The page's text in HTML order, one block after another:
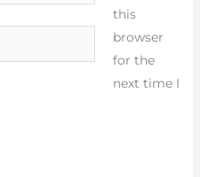
this
browser
for the
next time I